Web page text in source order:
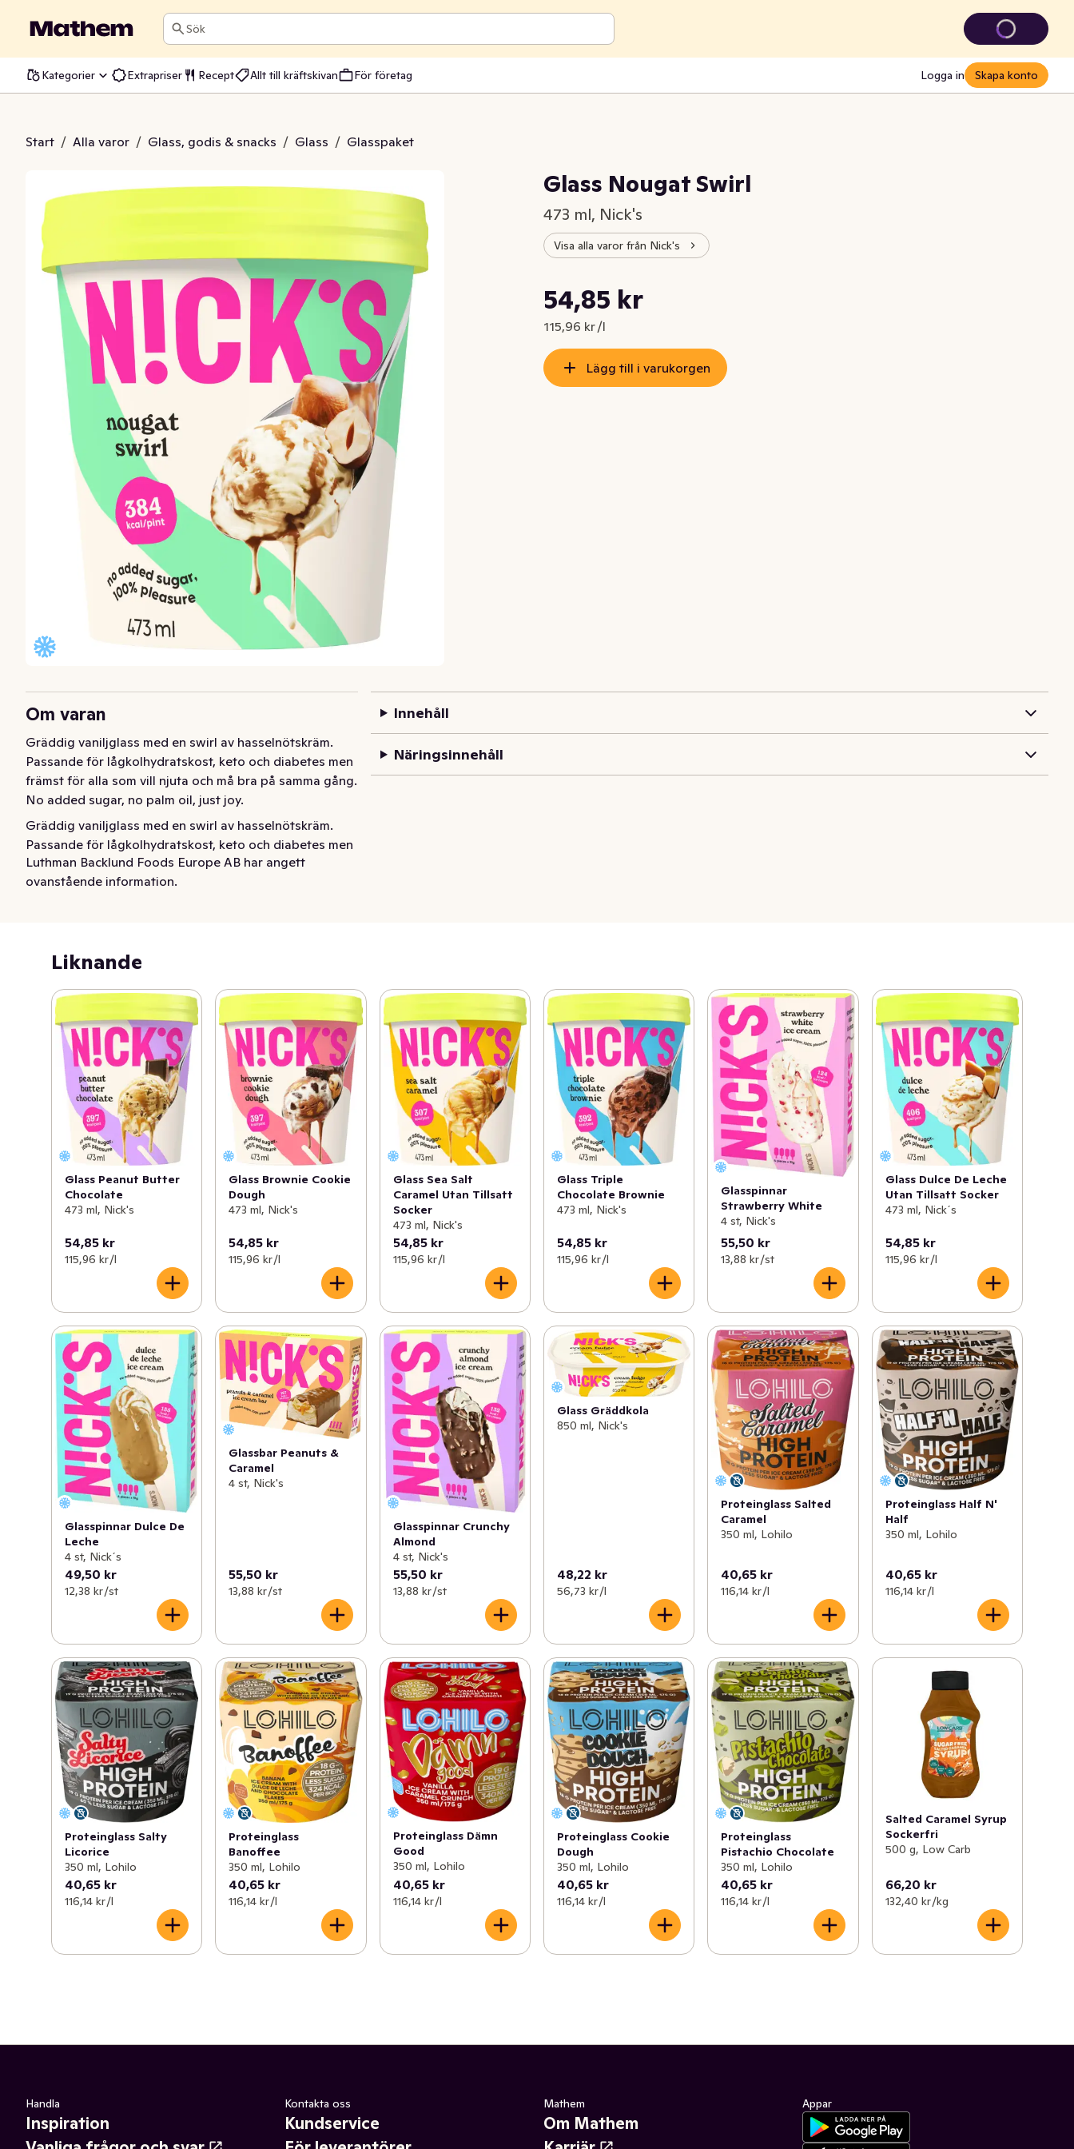
Sök
Kategorier Extrapriser Recept Allt till kräftskivan För företag Logga in Skapa konto
Start / Alla varor / Glass, godis & snacks / Glass / Glasspaket
Nougat Swirl
Glass Nougat Swirl
473 ml, Nick's
Visa alla varor från Nick's
Nuvarande pris är: 54,85 kr
54,85 kr
115,96 kr /l
Styckpris: 115,96 kr /l
Lägg till i varukorgen
Om varan
Gräddig vaniljglass med en swirl av hasselnötskräm.
Passande för lågkolhydratskost, keto och diabetes men
främst för alla som vill njuta och må bra på samma gång.
No added sugar, no palm oil, just joy.
Gräddig vaniljglass med en swirl av hasselnötskräm.
Passande för lågkolhydratskost, keto och diabetes men
främst för alla som vill njuta och må bra på samma gång.
No added sugar. 100% pleasure.
Luthman Backlund Foods Europe AB har angett
ovanstående information.
Innehåll
Näringsinnehåll
Liknande
Glass Peanut Butter
Chocolate
473 ml, Nick's
54,85 kr
115,96 kr /l
Glass Brownie Cookie
Dough
473 ml, Nick's
54,85 kr
115,96 kr /l
Glass Sea Salt
Caramel Utan Tillsatt
Socker
473 ml, Nick's
54,85 kr
115,96 kr /l
Glass Triple
Chocolate Brownie
473 ml, Nick's
54,85 kr
115,96 kr /l
Glasspinnar
Strawberry White
4 st, Nick's
55,50 kr
13,88 kr /st
Glass Dulce De Leche
Utan Tillsatt Socker
473 ml, Nick´s
54,85 kr
115,96 kr /l
Glasspinnar Dulce De
Leche
4 st, Nick´s
49,50 kr
12,38 kr /st
Glassbar Peanuts &
Caramel
4 st, Nick's
55,50 kr
13,88 kr /st
Glasspinnar Crunchy
Almond
4 st, Nick's
55,50 kr
13,88 kr /st
Glass Gräddkola
850 ml, Nick's
48,22 kr
56,73 kr /l
Proteinglass Salted
Caramel
350 ml, Lohilo
40,65 kr
116,14 kr /l
Proteinglass Half N'
Half
350 ml, Lohilo
40,65 kr
116,14 kr /l
Proteinglass Salty
Licorice
350 ml, Lohilo
40,65 kr
116,14 kr /l
Proteinglass
Banoffee
350 ml, Lohilo
40,65 kr
116,14 kr /l
Proteinglass Dämn
Good
350 ml, Lohilo
40,65 kr
116,14 kr /l
Proteinglass Cookie
Dough
350 ml, Lohilo
40,65 kr
116,14 kr /l
Proteinglass
Pistachio Chocolate
350 ml, Lohilo
40,65 kr
116,14 kr /l
Salted Caramel Syrup
Sockerfri
500 g, Low Carb
66,20 kr
132,40 kr /kg
Handla
Inspiration
Kontakta oss
Kundservice
Mathem
Om Mathem
Appar